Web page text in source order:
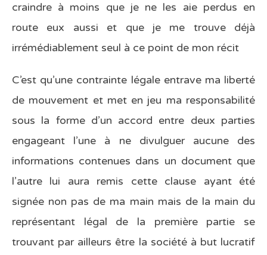
craindre à moins que je ne les aie perdus en
route eux aussi et que je me trouve déjà
irrémédiablement seul à ce point de mon récit
C’est qu’une contrainte légale entrave ma liberté
de mouvement et met en jeu ma responsabilité
sous la forme d’un accord entre deux parties
engageant l’une à ne divulguer aucune des
informations contenues dans un document que
l’autre lui aura remis cette clause ayant été
signée non pas de ma main mais de la main du
représentant légal de la première partie se
trouvant par ailleurs être la société à but lucratif